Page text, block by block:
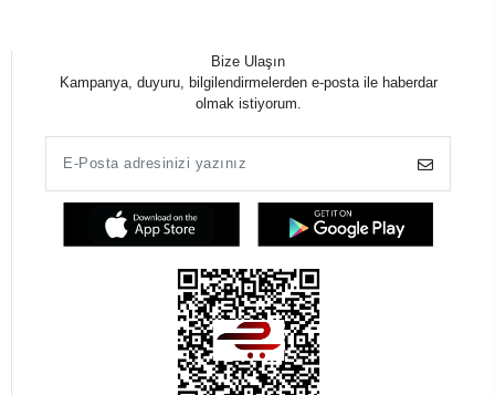
Bize Ulaşın
Kampanya, duyuru, bilgilendirmelerden e-posta ile haberdar
olmak istiyorum.